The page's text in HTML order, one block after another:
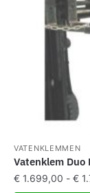
VATENKLEMMEN
Vatenklem
€ 1.699,00 - €